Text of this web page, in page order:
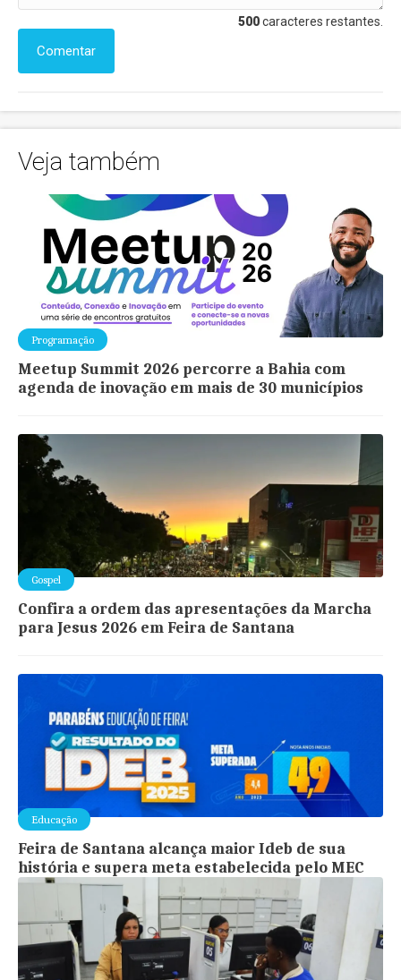
500caracteres restantes.
Comentar
Veja também
Programação
Meetup Summit 2026 percorre a Bahia com
agenda de inovação em mais de 30 municípios
Gospel
Confira a ordem das apresentações da Marcha
para Jesus 2026 em Feira de Santana
Educação
Feira de Santana alcança maior Ideb de sua
história e supera meta estabelecida pelo MEC